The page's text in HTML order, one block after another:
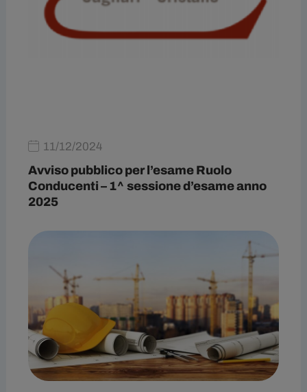
11/12/2024
Avviso pubblico per l’esame Ruolo
Conducenti – 1^ sessione d’esame anno
2025